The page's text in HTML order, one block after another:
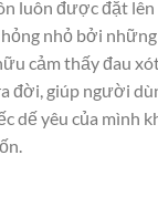
luôn được đặt lên
nhỏ bởi những
cảm thấy đau
đời, giúp người
dế yêu của mình